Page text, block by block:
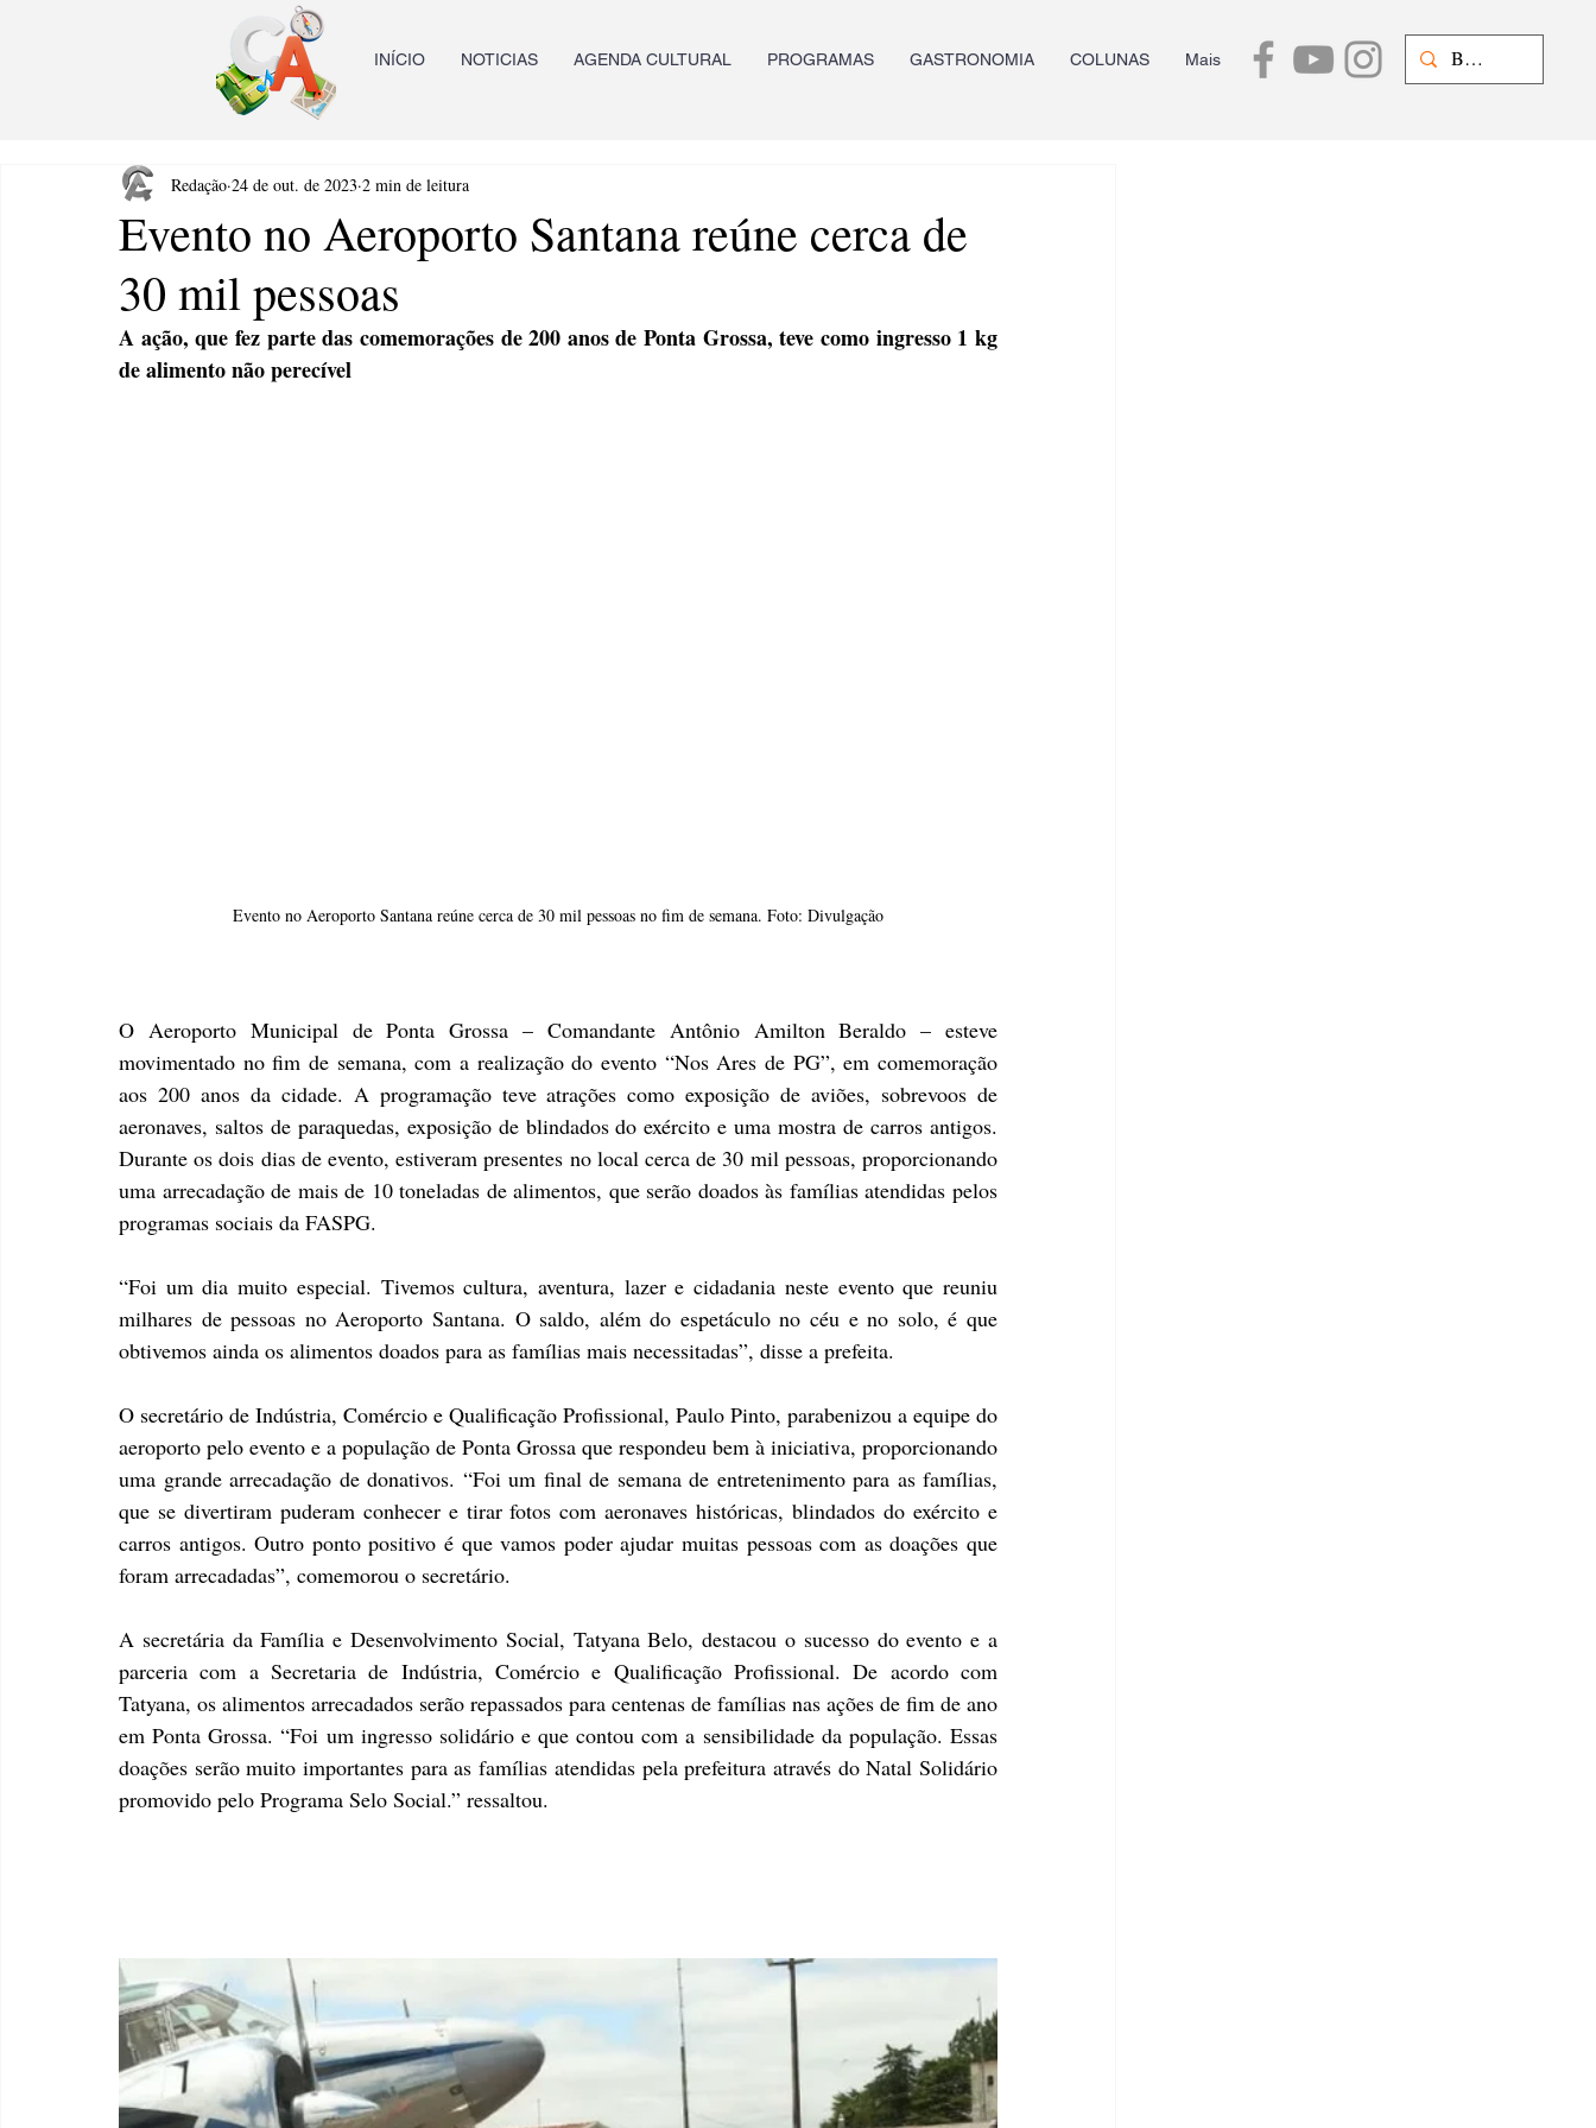
INÍCIO NOTICIAS AGENDA CULTURAL PROGRAMAS GASTRONOMIA COLUNAS Mais
Evento no Aeroporto Santana reúne cerca de
30 mil pessoas
Redação 24 de out. de 2023 2 min de leitura
A ação, que fez parte das comemorações de 200 anos de Ponta Grossa, teve como ingresso 1 kg
de alimento não perecível
Evento no Aeroporto Santana reúne cerca de 30 mil pessoas no fim de semana. Foto: Divulgação
O Aeroporto Municipal de Ponta Grossa – Comandante Antônio Amilton Beraldo – esteve
movimentado no fim de semana, com a realização do evento “Nos Ares de PG”, em comemoração
aos 200 anos da cidade. A programação teve atrações como exposição de aviões, sobrevoos de
aeronaves, saltos de paraquedas, exposição de blindados do exército e uma mostra de carros antigos.
Durante os dois dias de evento, estiveram presentes no local cerca de 30 mil pessoas, proporcionando
uma arrecadação de mais de 10 toneladas de alimentos, que serão doados às famílias atendidas pelos
programas sociais da FASPG.
“Foi um dia muito especial. Tivemos cultura, aventura, lazer e cidadania neste evento que reuniu
milhares de pessoas no Aeroporto Santana. O saldo, além do espetáculo no céu e no solo, é que
obtivemos ainda os alimentos doados para as famílias mais necessitadas”, disse a prefeita.
O secretário de Indústria, Comércio e Qualificação Profissional, Paulo Pinto, parabenizou a equipe do
aeroporto pelo evento e a população de Ponta Grossa que respondeu bem à iniciativa, proporcionando
uma grande arrecadação de donativos. “Foi um final de semana de entretenimento para as famílias,
que se divertiram puderam conhecer e tirar fotos com aeronaves históricas, blindados do exército e
carros antigos. Outro ponto positivo é que vamos poder ajudar muitas pessoas com as doações que
foram arrecadadas”, comemorou o secretário.
A secretária da Família e Desenvolvimento Social, Tatyana Belo, destacou o sucesso do evento e a
parceria com a Secretaria de Indústria, Comércio e Qualificação Profissional. De acordo com
Tatyana, os alimentos arrecadados serão repassados para centenas de famílias nas ações de fim de ano
em Ponta Grossa. “Foi um ingresso solidário e que contou com a sensibilidade da população. Essas
doações serão muito importantes para as famílias atendidas pela prefeitura através do Natal Solidário
promovido pelo Programa Selo Social.” ressaltou.